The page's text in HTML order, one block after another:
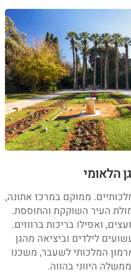
הלאומי
ממוקם במרכז אתונה,
העיר השוקקת והתוססת.
ואפילו בריכות ברווזים.
לילדים וביציאה מהגן
המלכותי לשעבר, משכנו
היווני בהווה.